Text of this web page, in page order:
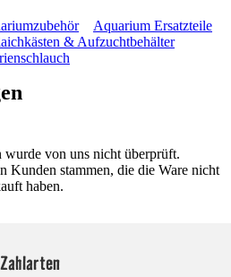
Aquarium Ersatzteile
& Aufzuchtbehälter
von uns nicht überprüft.
Kunden stammen, die die Ware nicht
haben.
Zahlarten